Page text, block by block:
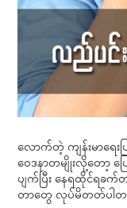
လောက်တဲ့ ကျန်းမာရေ
ဝေဒနာတမျိုးလို့တော့
ပျက်ပြီး နေရထိုင်ရခ
တာတွေ လုပ်မိတတ်ပါ